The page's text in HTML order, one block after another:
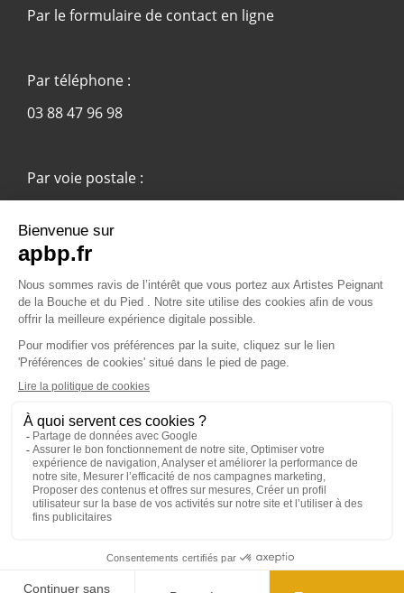
Par le formulaire de contact en ligne
Par téléphone :
03 88 47 96 98
Par voie postale :
37 route Ecospace - Molsheim
67955 Strasbourg Cedex 9
© 2024 APBP